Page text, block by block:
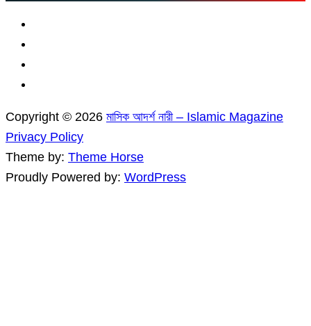
Copyright © 2026 মাসিক আদর্শ নারী – Islamic Magazine
Privacy Policy
Theme by: Theme Horse
Proudly Powered by: WordPress